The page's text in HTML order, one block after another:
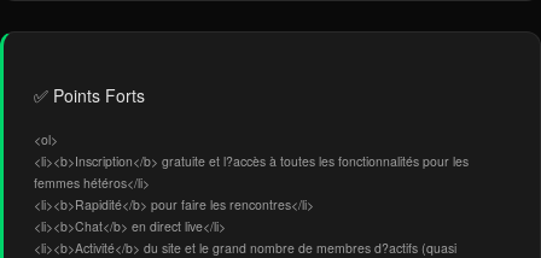
✅ Points Forts
<ol>
<li><b>Inscription</b> gratuite et l?accès à toutes les fonctionnalités pour les
femmes hétéros</li>
<li><b>Rapidité</b> pour faire les rencontres</li>
<li><b>Chat</b> en direct live</li>
<li><b>Activité</b> du site et le grand nombre de membres d?actifs (quasi